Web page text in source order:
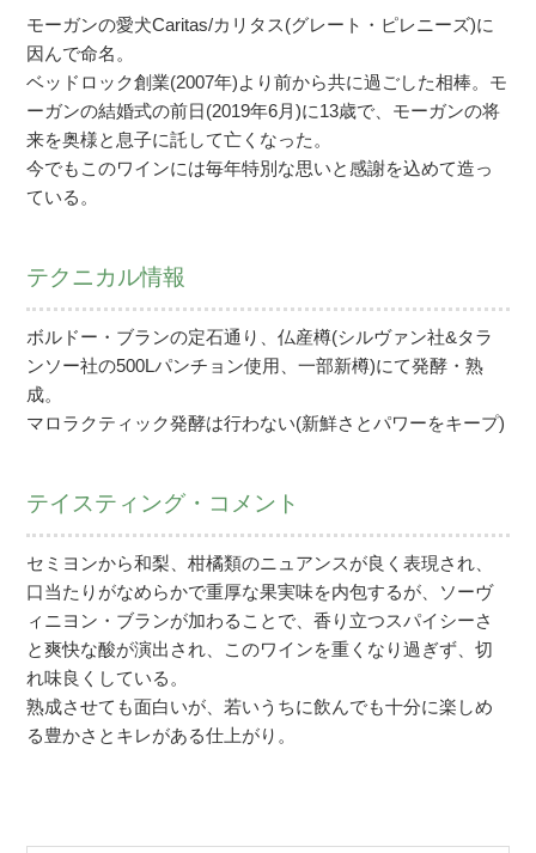
モーガンの愛犬Caritas/カリタス(グレート・ピレニーズ)に
因んで命名。
ベッドロック創業(2007年)より前から共に過ごした相棒。モ
ーガンの結婚式の前日(2019年6月)に13歳で、モーガンの将
来を奥様と息子に託して亡くなった。
今でもこのワインには毎年特別な思いと感謝を込めて造っ
ている。
テクニカル情報
ボルドー・ブランの定石通り、仏産樽(シルヴァン社&タラ
ンソー社の500Lパンチョン使用、一部新樽)にて発酵・熟
成。
マロラクティック発酵は行わない(新鮮さとパワーをキープ)
テイスティング・コメント
セミヨンから和梨、柑橘類のニュアンスが良く表現され、
口当たりがなめらかで重厚な果実味を内包するが、ソーヴ
ィニヨン・ブランが加わることで、香り立つスパイシーさ
と爽快な酸が演出され、このワインを重くなり過ぎず、切
れ味良くしている。
熟成させても面白いが、若いうちに飲んでも十分に楽しめ
る豊かさとキレがある仕上がり。